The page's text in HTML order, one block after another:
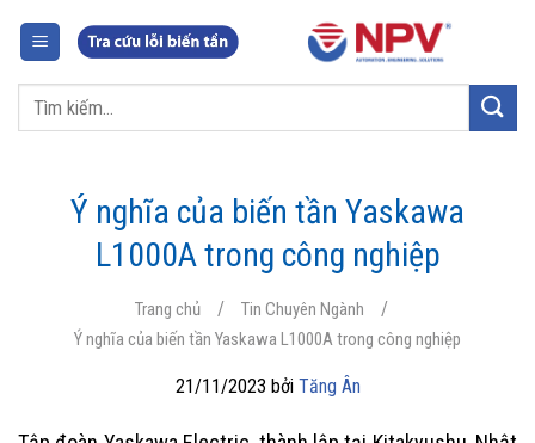
dungTìm
Ý nghĩa của biến tần Yaskawa
L1000A trong công nghiệp
Trang chủ / Tin Chuyên Ngành /
Ý nghĩa của biến tần Yaskawa L1000A trong công nghiệp
21/11/2023 bởi Tăng Ân